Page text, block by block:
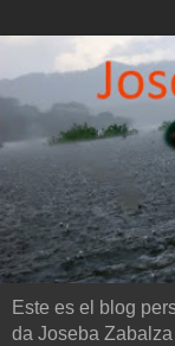
Este es el blog
da Joseba